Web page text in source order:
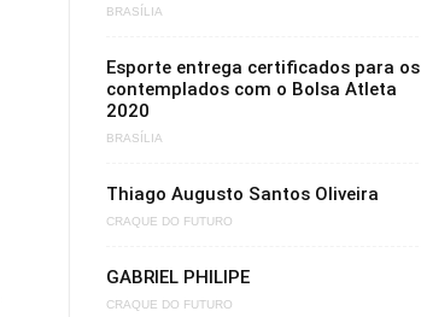
BRASÍLIA
Esporte entrega certificados para os
contemplados com o Bolsa Atleta
2020
BRASÍLIA
Thiago Augusto Santos Oliveira
CRAQUE DO FUTURO
GABRIEL PHILIPE
CRAQUE DO FUTURO